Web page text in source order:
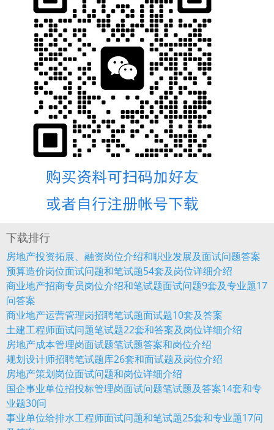
下载排行
房地产投资拓展、融资岗位介绍和职业发展及面试问题答案
预算造价岗位面试问题和笔试题54套及岗位详细介绍
商业地产招商专员岗位介绍和笔试题面试问题9套及专业题17
问答案
商业地产运营管理岗招聘笔试题面试题10套及答案
土建工程师面试问题笔试题22套和答案及岗位详细介绍
房地产成本管理岗面试题笔试题答案和岗位介绍
规划设计师招聘笔试题库26套和面试题及岗位介绍
房地产策划岗位面试问题和岗位详细介绍
国企事业单位招投标管理岗面试问题笔试题及答案14套和专
业题30问
事业单位给排水工程师面试问题和笔试题25套和专业题17问